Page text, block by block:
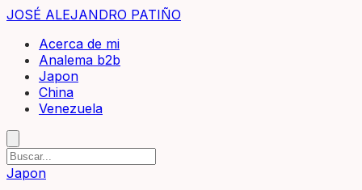
JOSÉ ALEJANDRO PATIÑO
Acerca de mi
Analema b2b
Japon
China
Venezuela
Japon